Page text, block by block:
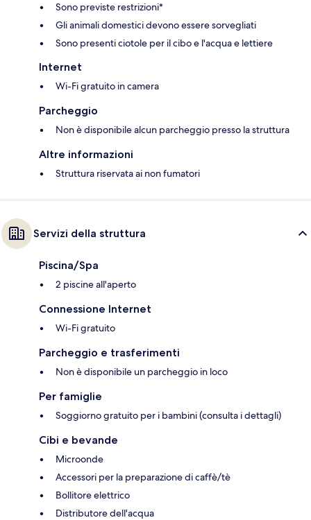
Sono previste restrizioni*
Gli animali domestici devono essere sorvegliati
Sono presenti ciotole per il cibo e l'acqua e lettiere
Internet
Wi-Fi gratuito in camera
Parcheggio
Non è disponibile alcun parcheggio presso la struttura
Altre informazioni
Struttura riservata ai non fumatori
Servizi della struttura
Piscina/Spa
2 piscine all'aperto
Connessione Internet
Wi-Fi gratuito
Parcheggio e trasferimenti
Non è disponibile un parcheggio in loco
Per famiglie
Soggiorno gratuito per i bambini (consulta i dettagli)
Cibi e bevande
Microonde
Accessori per la preparazione di caffè/tè
Bollitore elettrico
Distributore dell'acqua